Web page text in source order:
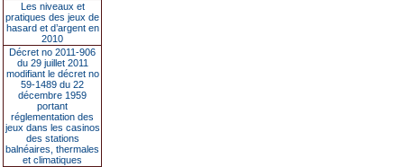
Les niveaux et
pratiques des jeux de
hasard et d’argent en
2010
Décret no 2011-906
du 29 juillet 2011
modifiant le décret no
59-1489 du 22
décembre 1959
portant
réglementation des
jeux dans les casinos
des stations
balnéaires, thermales
et climatiques